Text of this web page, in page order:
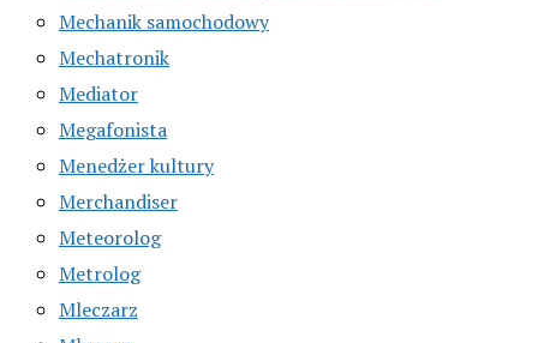
Mechanik samochodowy
Mechatronik
Mediator
Megafonista
Menedżer kultury
Merchandiser
Meteorolog
Metrolog
Mleczarz